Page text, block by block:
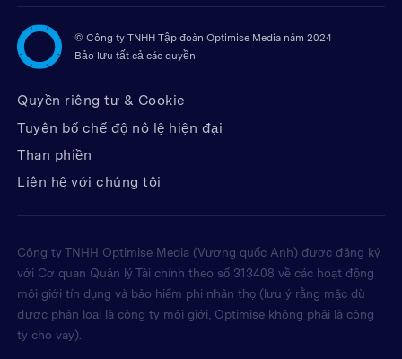
© Công ty TNHH Tập đoàn Optimise Media năm 2024
Bảo lưu tất cả các quyền
Quyền riêng tư & Cookie
Tuyên bố chế độ nô lệ hiện đại
Than phiền
Liên hệ với chúng tôi
Công ty TNHH Optimise Media (Vương quốc Anh) được đăng ký
với Cơ quan Quản lý Tài chính theo số 313408 về các hoạt động
môi giới tín dụng và bảo hiểm phi nhân thọ (lưu ý rằng mặc dù
được phân loại là công ty môi giới, Optimise không phải là công
ty cho vay).